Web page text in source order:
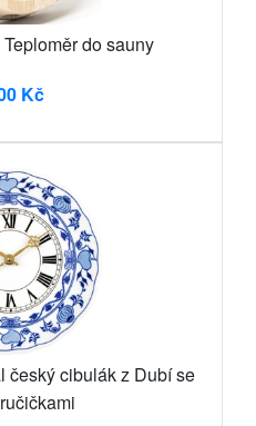
do sauny
Kč
český cibulák z Dubí se